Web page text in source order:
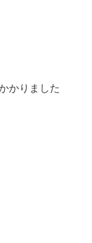
かりました